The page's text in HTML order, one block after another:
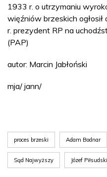
1933 r. o utrzymaniu
więźniów brzeskich
r. prezydent RP na
(PAP)
autor: Marcin Jabłoński
mja/ jann/
proces brzeski Adam Bodnar
Sąd Najwyższy Józef Piłsudski